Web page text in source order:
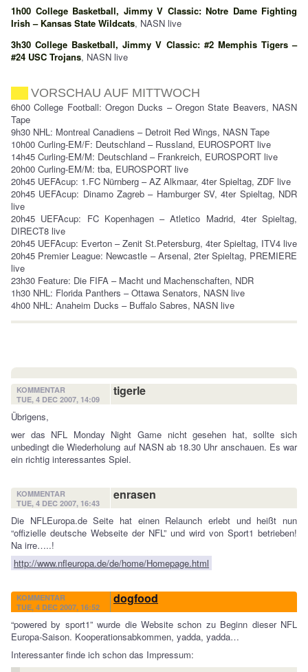
1h00 College Basketball, Jimmy V Classic: Notre Dame Fighting
Irish – Kansas State Wildcats, NASN live
3h30 College Basketball, Jimmy V Classic: #2 Memphis Tigers –
#24 USC Trojans, NASN live
VORSCHAU AUF MITTWOCH
6h00 College Football: Oregon Ducks – Oregon State Beavers, NASN
Tape
9h30 NHL: Montreal Canadiens – Detroit Red Wings, NASN Tape
10h00 Curling-EM/F: Deutschland – Russland, EUROSPORT live
14h45 Curling-EM/M: Deutschland – Frankreich, EUROSPORT live
20h00 Curling-EM/M: tba, EUROSPORT live
20h45 UEFAcup: 1.FC Nürnberg – AZ Alkmaar, 4ter Spieltag, ZDF live
20h45 UEFAcup: Dinamo Zagreb – Hamburger SV, 4ter Spieltag, NDR
live
20h45 UEFAcup: FC Kopenhagen – Atletico Madrid, 4ter Spieltag,
DIRECT8 live
20h45 UEFAcup: Everton – Zenit St.Petersburg, 4ter Spieltag, ITV4 live
20h45 Premier League: Newcastle – Arsenal, 2ter Spieltag, PREMIERE
live
23h30 Feature: Die FIFA – Macht und Machenschaften, NDR
1h30 NHL: Florida Panthers – Ottawa Senators, NASN live
4h00 NHL: Anaheim Ducks – Buffalo Sabres, NASN live
KOMMENTAR
TUE, 4 DEC 2007, 14:09
tigerle
Übrigens,
wer das NFL Monday Night Game nicht gesehen hat, sollte sich
unbedingt die Wiederholung auf NASN ab 18.30 Uhr anschauen. Es war
ein richtig interessantes Spiel.
KOMMENTAR
TUE, 4 DEC 2007, 16:43
enrasen
Die NFLEuropa.de Seite hat einen Relaunch erlebt und heißt nun
“offizielle deutsche Webseite der NFL” und wird von Sport1 betrieben!
Na irre…..!
http://www.nfleuropa.de/de/home/Homepage.html
KOMMENTAR
TUE, 4 DEC 2007, 16:52
dogfood
“powered by sport1” wurde die Website schon zu Beginn dieser NFL
Europa-Saison. Kooperationsabkommen, yadda, yadda…
Interessanter finde ich schon das Impressum: